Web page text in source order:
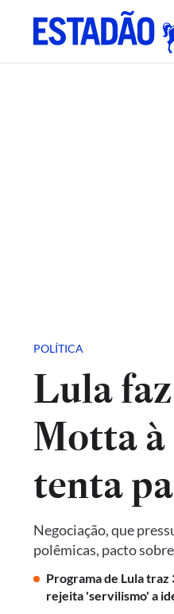
POLÍTICA
Lula
Motta
tenta
Negociação, que
polêmicas, pacto
Programa de Lula traz
rejeita 'servilismo' a